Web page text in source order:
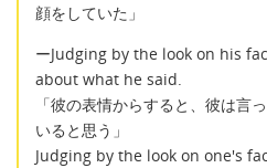
顔をしていた」
ーJudging by the look on his
about what he said.
「彼の表情からすると、彼は言
いると思う」
Judging by the look on one's